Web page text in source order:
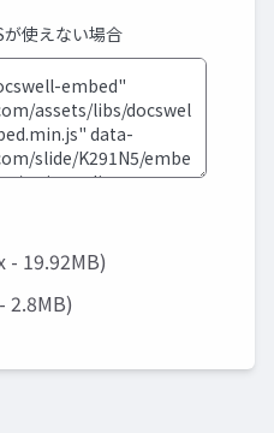
が使えない場合
- 19.92MB)
2.8MB)